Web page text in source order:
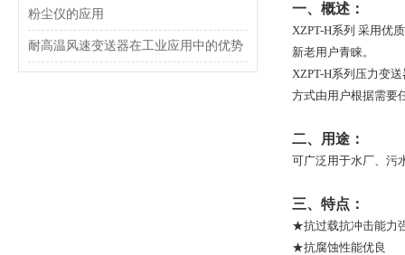
粉尘仪的应用
耐高温风速变送器在工业应用中的优势
一、概述：
XZPT-H系列 采用优
新老用户青睐。
XZPT-H系列压力变
方式由用户根据需要
二、用途：
可广泛用于水厂、污
三、特点：
★抗过载抗冲击能力
★抗腐蚀性能优良